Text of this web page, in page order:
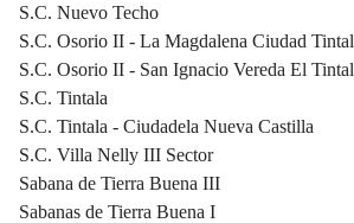
S.C. Nuevo Techo
S.C. Osorio II - La Magdalena Ciudad Tintal
S.C. Osorio II - San Ignacio Vereda El Tintal
S.C. Tintala
S.C. Tintala - Ciudadela Nueva Castilla
S.C. Villa Nelly III Sector
Sabana de Tierra Buena III
Sabanas de Tierra Buena I